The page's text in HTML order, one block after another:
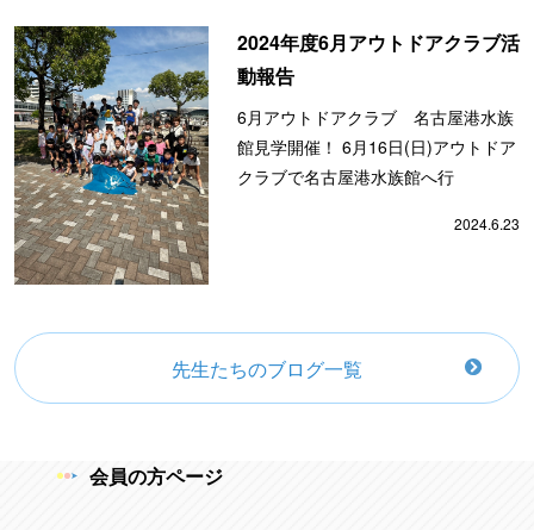
会員の方ページ
2024年度6月アウトドアクラブ活
動報告
6月アウトドアクラブ 名古屋港水族
館見学開催！ 6月16日(日)アウトドア
クラブで名古屋港水族館へ行
2024.6.23
先生たちのブログ一覧